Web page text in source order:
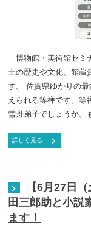
博物館・美術館セミ
土の歴史や文化、館蔵
す。 佐賀県ゆかりの
えられる等禅です。等
雪舟弟子でしょうか。
詳しく見る
【6月27日
田三郎助と小説
ます！